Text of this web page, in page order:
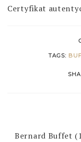
Certyfikat
TAGS:
Bernard Buffet